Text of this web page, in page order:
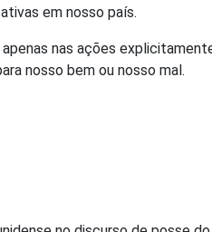
em nosso país.
nas ações
nosso bem ou nosso mal.